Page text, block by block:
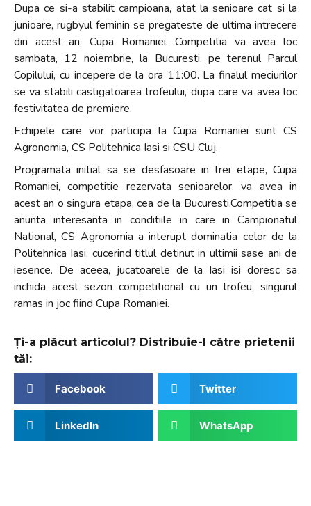
Dupa ce si-a stabilit campioana, atat la senioare cat si la
junioare, rugbyul feminin se pregateste de ultima intrecere
din acest an, Cupa Romaniei. Competitia va avea loc
sambata, 12 noiembrie, la Bucuresti, pe terenul Parcul
Copilului, cu incepere de la ora 11:00. La finalul meciurilor
se va stabili castigatoarea trofeului, dupa care va avea loc
festivitatea de premiere.
Echipele care vor participa la Cupa Romaniei sunt CS
Agronomia, CS Politehnica Iasi si CSU Cluj.
Programata initial sa se desfasoare in trei etape, Cupa
Romaniei, competitie rezervata senioarelor, va avea in
acest an o singura etapa, cea de la Bucuresti.Competitia se
anunta interesanta in conditiile in care in Campionatul
National, CS Agronomia a interupt dominatia celor de la
Politehnica Iasi, cucerind titlul detinut in ultimii sase ani de
iesence. De aceea, jucatoarele de la Iasi isi doresc sa
inchida acest sezon competitional cu un trofeu, singurul
ramas in joc fiind Cupa Romaniei.
Ți-a plăcut articolul? Distribuie-l către prietenii
tăi:
Facebook Twitter
LinkedIn WhatsApp